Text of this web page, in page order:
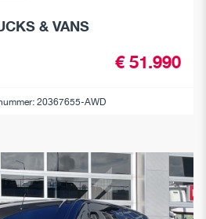
& VANS
€ 51.990
20367655-AWD